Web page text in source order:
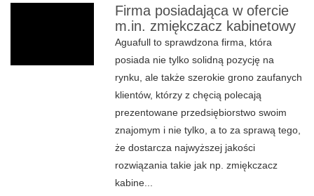
Firma posiadająca w ofercie
m.in. zmiękczacz kabinetowy
Aguafull to sprawdzona firma, która
posiada nie tylko solidną pozycję na
rynku, ale także szerokie grono zaufanych
klientów, którzy z chęcią polecają
prezentowane przedsiębiorstwo swoim
znajomym i nie tylko, a to za sprawą tego,
że dostarcza najwyższej jakości
rozwiązania takie jak np. zmiękczacz
kabine...